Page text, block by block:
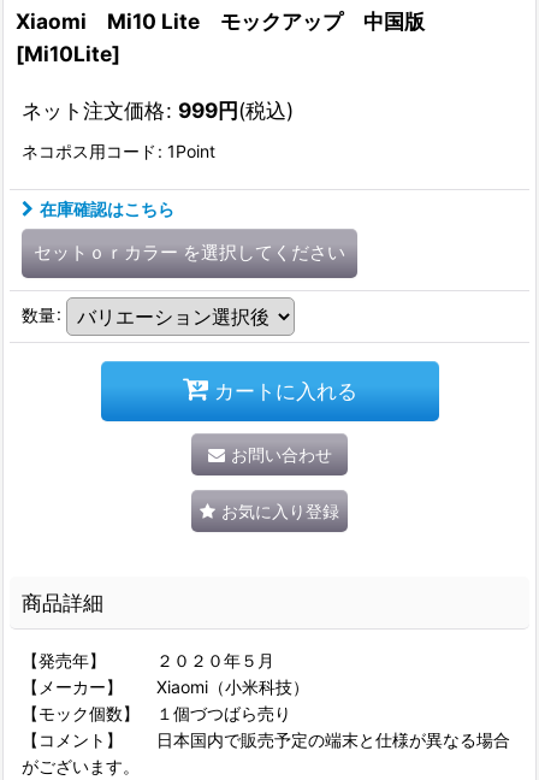
Xiaomi Mi10 Lite モックアップ 中国版
[Mi10Lite]
ネット注文価格: 999円(税込)
ネコポス用コード : 1Point
在庫確認はこちら
セットｏｒカラー を選択してください
数量:
カートに入れる
お問い合わせ
お気に入り登録
商品詳細
【発売年】 ２０２０年５月
【メーカー】 Xiaomi（小米科技）
【モック個数】 １個づつばら売り
【コメント】 日本国内で販売予定の端末と仕様が異なる場合
がございます。